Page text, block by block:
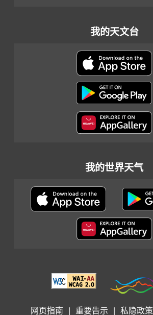
我的天文台
我的世界天气
网页指南 重要告示 私隐政策